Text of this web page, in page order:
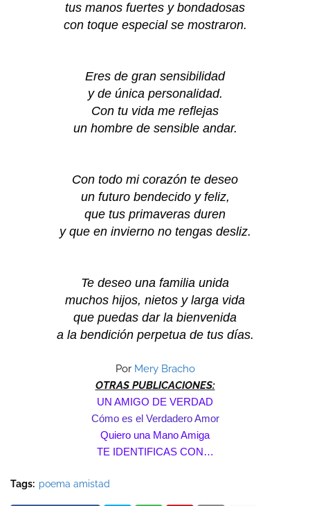
tus manos fuertes y bondadosas
con toque especial se mostraron.
Eres de gran sensibilidad
y de única personalidad.
Con tu vida me reflejas
un hombre de sensible andar.
Con todo mi corazón te deseo
un futuro bendecido y feliz,
que tus primaveras duren
y que en invierno no tengas desliz.
Te deseo una familia unida
muchos hijos, nietos y larga vida
que puedas dar la bienvenida
a la bendición perpetua de tus días.
Por Mery Bracho
OTRAS PUBLICACIONES:
UN AMIGO DE VERDAD
Cómo es el Verdadero Amor
Quiero una Mano Amiga
TE IDENTIFICAS CON…
Tags: poema amistad